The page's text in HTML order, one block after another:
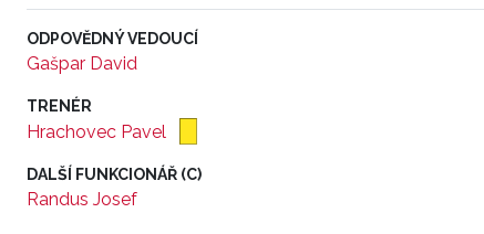
ODPOVĚDNÝ VEDOUCÍ
Gašpar David
TRENÉR
Hrachovec Pavel
DALŠÍ FUNKCIONÁŘ (C)
Randus Josef